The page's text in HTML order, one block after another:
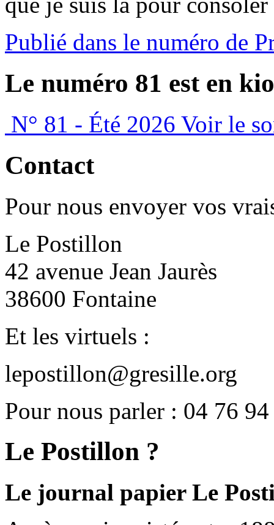
Publié dans le numéro de
Le numéro 81 est en
N° 81 - Été 2026 Voir le
Contact
Pour nous envoyer vos
Le Postillon
42 avenue Jean Jaurès
38600 Fontaine
Et les virtuels :
lepostillon@gresille.org
Pour nous parler : 04 76
Le Postillon ?
Le journal papier Le